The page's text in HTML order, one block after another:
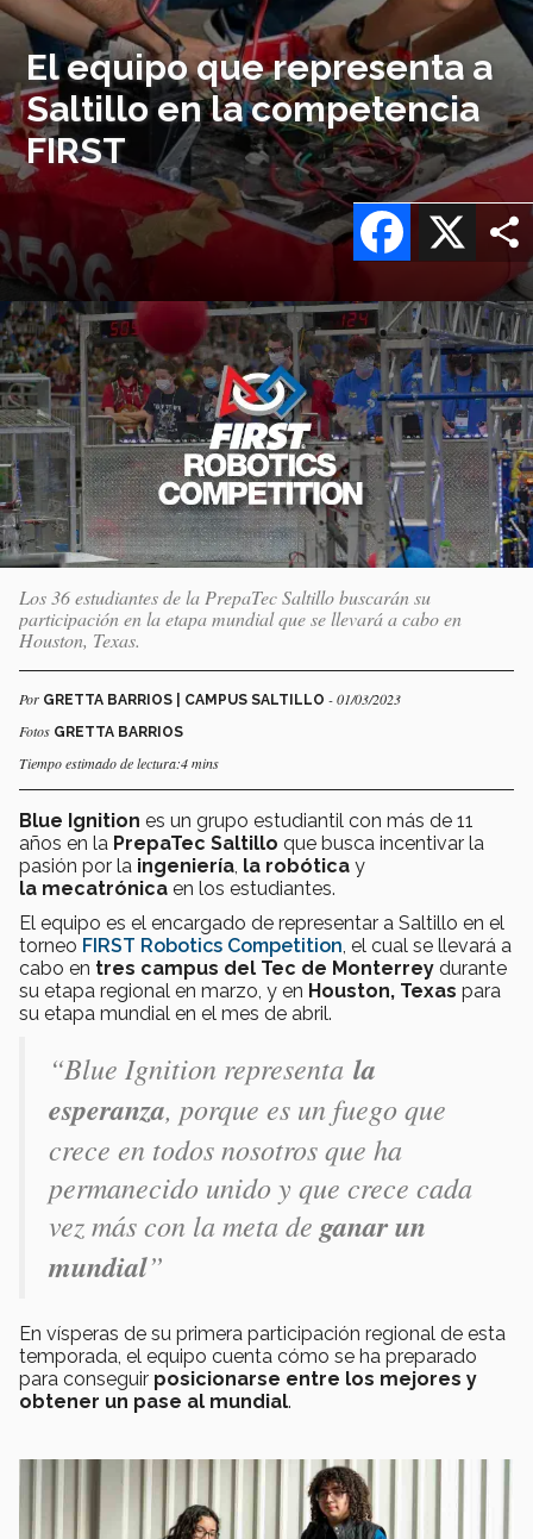
El equipo que representa a
Saltillo en la competencia
FIRST
X
Facebook
Imagen
o
logo
Los 36 estudiantes de la PrepaTec Saltillo buscarán su
participación en la etapa mundial que se llevará a cabo en
Houston, Texas.
Por GRETTA BARRIOS | CAMPUS SALTILLO - 01/03/2023
Fotos GRETTA BARRIOS
Tiempo estimado de lectura:4 mins
Blue Ignition es un grupo estudiantil con más de 11
años en la PrepaTec Saltillo que busca incentivar la
pasión por la ingeniería la robótica y
la mecatrónica en los estudiantes.
El equipo es el encargado de representar a Saltillo en el
torneo FIRST Robotics Competition , el cual se llevará a
cabo en tres campus del Tec de Monterrey durante
su etapa regional en marzo, y en Houston, Texas para
su etapa mundial en el mes de abril.
“Blue Ignition representa la
esperanza, porque es un fuego que
crece en todos nosotros que ha
permanecido unido y que crece cada
vez más con la meta de ganar un
mundial”
En vísperas de su primera participación regional de esta
temporada, el equipo cuenta cómo se ha preparado
para conseguir posicionarse entre los mejores y
obtener un pase al mundial.